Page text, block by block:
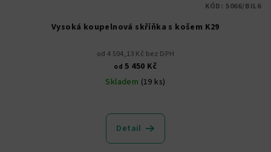
Vysoká koupelnová skříňka s košem K29
od 4 504,13 Kč bez DPH
od 5 450 Kč
Skladem (19 ks)
hodnocení
produktu
Detail
KÓD: 5066/BIL6